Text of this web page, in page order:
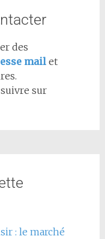
des
mail et
sur
: le marché